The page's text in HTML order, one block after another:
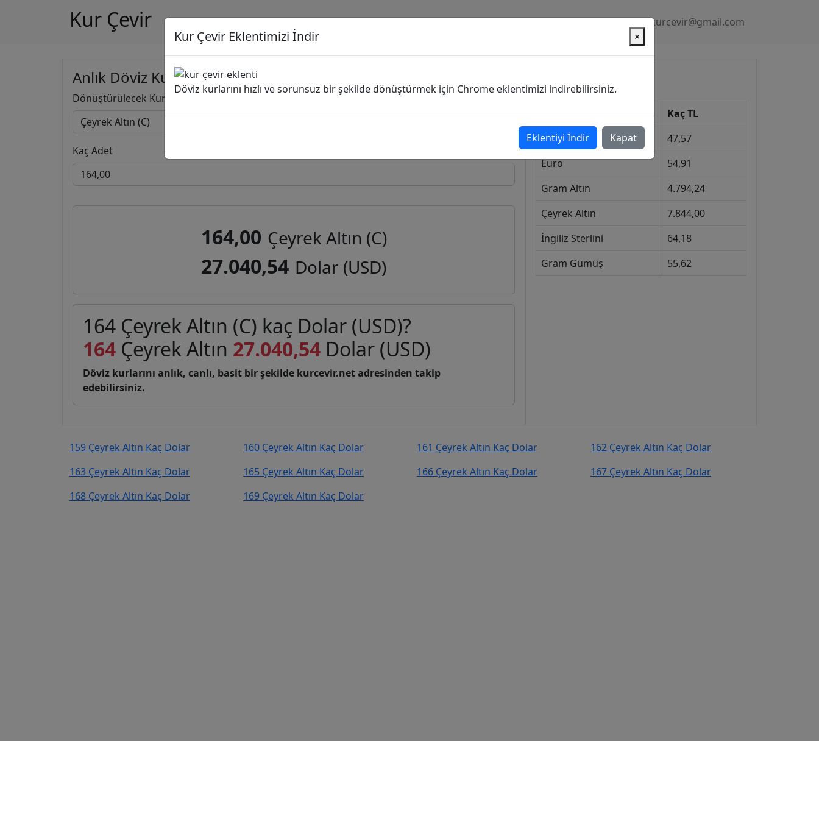
Kur Çevir Gizlilik Politikası kurcevir@gmail.com
Anlık Döviz Kuru Hesapla
Dönüştürülecek Kur Dönüşecek Kur
Kaç Adet
164,00 Çeyrek Altın (C)
27.040,54 Dolar (USD)
164 Çeyrek Altın (C) kaç Dolar (USD)?
164 Çeyrek Altın 27.040,54 Dolar (USD)
Döviz kurlarını anlık, canlı, basit bir şekilde kurcevir.net adresinden takip
edebilirsiniz.
Kur
Kaç TL
Dolar
47,57
Euro
54,91
Gram Altın
4.794,24
Çeyrek Altın
7.844,00
İngiliz Sterlini
64,18
Gram Gümüş
55,62
159 Çeyrek Altın Kaç Dolar 160 Çeyrek Altın Kaç Dolar 161 Çeyrek Altın Kaç Dolar
162 Çeyrek Altın Kaç Dolar
163 Çeyrek Altın Kaç Dolar
165 Çeyrek Altın Kaç Dolar 166 Çeyrek Altın Kaç Dolar
167 Çeyrek Altın Kaç Dolar
168 Çeyrek Altın Kaç Dolar
169 Çeyrek Altın Kaç Dolar
Kur Çevir Eklentimizi İndir ×
Döviz kurlarını hızlı ve sorunsuz bir şekilde dönüştürmek için Chrome eklentimizi indirebilirsiniz.
Eklentiyi İndir Kapat